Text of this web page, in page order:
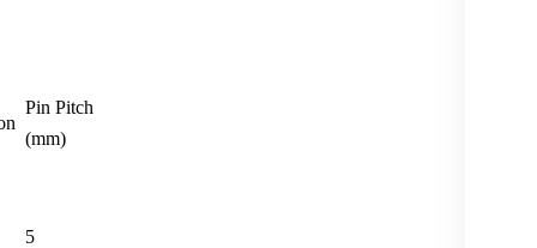
Pin Pitch
(mm)
5